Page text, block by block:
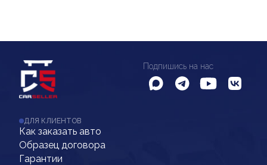
Подпишись на нас
ДЛЯ КЛИЕНТОВ
Как заказать авто
Образец договора
Гарантии